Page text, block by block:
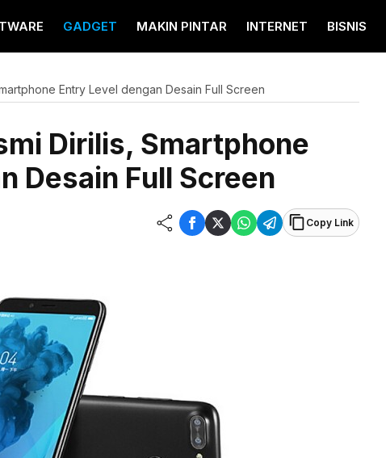
GADGET MAKIN PINTAR INTERNET BISNIS
Entry Level dengan Desain Full Screen
Dirilis, Smartphone
Desain Full Screen
Copy Link